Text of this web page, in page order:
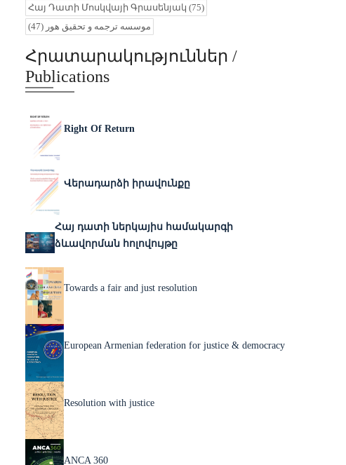
Հայ Դատի Մոսկվայի Գրասենյակ (75)
موسسه ترجمه و تحقیق هور (47)
Հրատարակություններ /
Publications
Right Of Return
Վերադարձի իրավունքը
Հայ դատի ներկայիս համակարգի
ձևավորման հոլովույթը
Towards a fair and just resolution
European Armenian federation for justice & democracy
Resolution with justice
ANCA 360